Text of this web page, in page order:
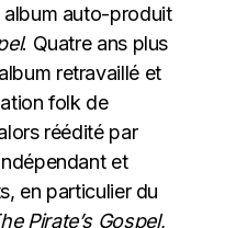
auto-produit
. Quatre ans plus
retravaillé et
folk de
réédité par
et
en particulier du
Pirate’s Gospel,